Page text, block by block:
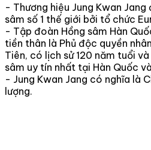
- Thương hiệu Jung Kwan
sâm số 1 thế giới bởi tổ chức
- Tập đoàn Hồng sâm Hàn
tiền thân là Phủ độc quyền
Tiên, có lịch sử 120 năm tuổi
sâm uy tín nhất tại Hàn Quốc
- Jung Kwan Jang có nghĩa là
lượng.